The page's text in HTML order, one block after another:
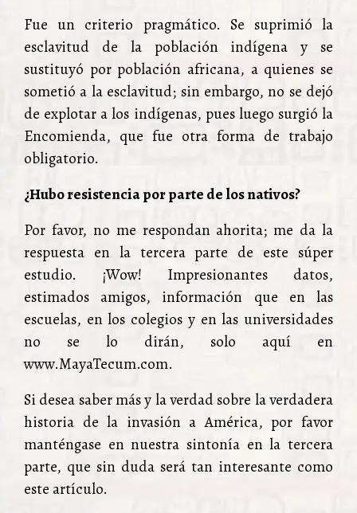
Fue un criterio pragmático. Se suprimió la
esclavitud de la población indígena y se
sustituyó por población africana, a quienes se
sometió a la esclavitud; sin embargo, no se dejó
de explotar a los indígenas, pues luego surgió la
Encomienda, que fue otra forma de trabajo
obligatorio.
¿Hubo resistencia por parte de los nativos?
Por favor, no me respondan ahorita; me da la
respuesta en la tercera parte de este súper
estudio. ¡Wow! Impresionantes datos,
estimados amigos, información que en las
escuelas, en los colegios y en las universidades
no se lo dirán, solo aquí en
www.MayaTecum.com.
Si desea saber más y la verdad sobre la verdadera
historia de la invasión a América, por favor
manténgase en nuestra sintonía en la tercera
parte, que sin duda será tan interesante como
este artículo.